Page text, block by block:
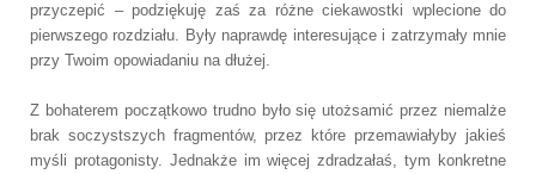
przyczepić – podziękuję zaś za różne ciekawostki wplecione do
pierwszego rozdziału. Były naprawdę interesujące i zatrzymały mnie
przy Twoim opowiadaniu na dłużej.
Z bohaterem początkowo trudno było się utożsamić przez niemalże
brak soczystszych fragmentów, przez które przemawiałyby jakieś
myśli protagonisty. Jednakże im więcej zdradzałaś, tym konkretne